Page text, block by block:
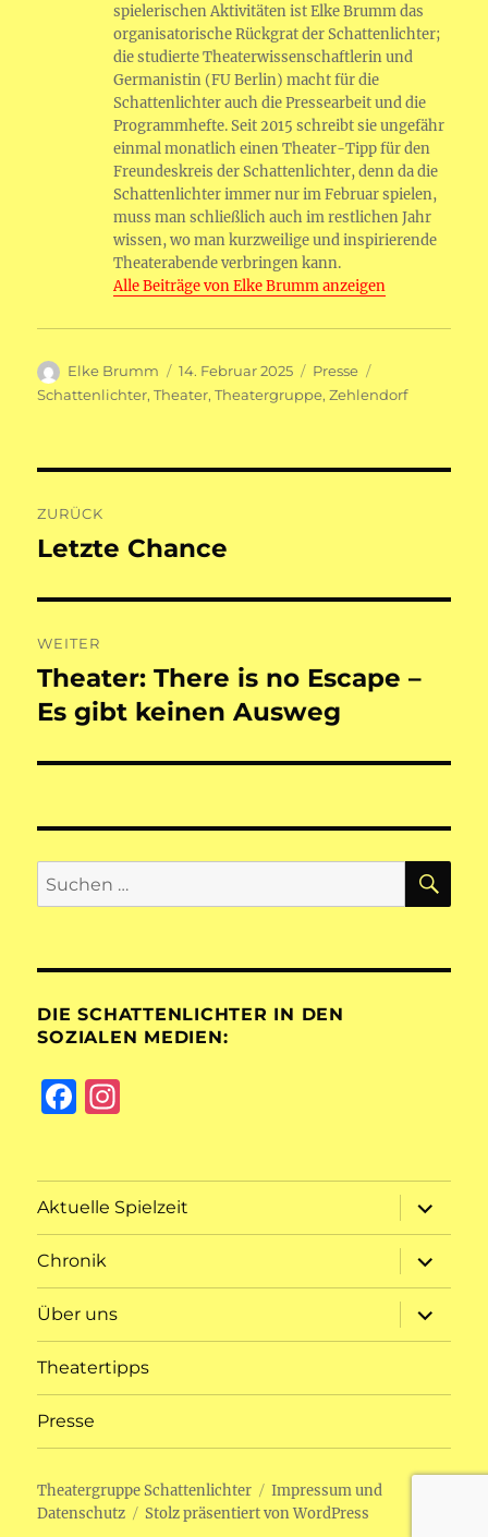
y
spielerischen Aktivitäten ist Elke Brumm das
organisatorische Rückgrat der Schattenlichter;
die studierte Theaterwissenschaftlerin und
Germanistin (FU Berlin) macht für die
Schattenlichter auch die Pressearbeit und die
Programmhefte. Seit 2015 schreibt sie ungefähr
einmal monatlich einen Theater-Tipp für den
Freundeskreis der Schattenlichter, denn da die
Schattenlichter immer nur im Februar spielen,
muss man schließlich auch im restlichen Jahr
wissen, wo man kurzweilige und inspirierende
Theaterabende verbringen kann.
Alle Beiträge von Elke Brumm anzeigen
Autor
Elke Brumm
Veröffentlicht
am
14. Februar 2025 Kategorien
Presse
Schattenlichter,Theater,Theatergruppe,Zehlendorf
ZURÜCK
Vorheriger
Letzte Chance
WEITER
Nächster
Beitrag:
Theater: There is no Escape –
Es gibt keinen Ausweg
Suchen
nach:
DIE SCHATTENLICHTER IN DEN
SOZIALEN MEDIEN:
F
e
b
o
o
k
a
g
m
Aktuelle Spielzeit
öffnen
Chronik
öffnen
Über uns
öffnen
Theatertipps
Presse
Theatergruppe Schattenlichter
Impressum und
Datenschutz
Stolz präsentiert von WordPress